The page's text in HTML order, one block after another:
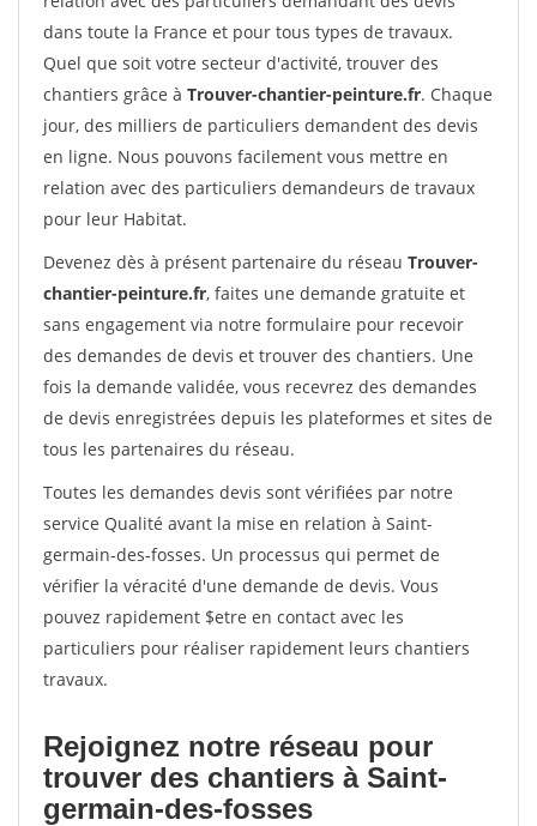
dans toute la France et pour tous types de travaux.
Quel que soit votre secteur d'activité, trouver des
chantiers grâce à Trouver-chantier-peinture.fr. Chaque
jour, des milliers de particuliers demandent des devis
en ligne. Nous pouvons facilement vous mettre en
relation avec des particuliers demandeurs de travaux
pour leur Habitat.
Devenez dès à présent partenaire du réseau Trouver-
chantier-peinture.fr, faites une demande gratuite et
sans engagement via notre formulaire pour recevoir
des demandes de devis et trouver des chantiers. Une
fois la demande validée, vous recevrez des demandes
de devis enregistrées depuis les plateformes et sites de
tous les partenaires du réseau.
Toutes les demandes devis sont vérifiées par notre
service Qualité avant la mise en relation à Saint-
germain-des-fosses. Un processus qui permet de
vérifier la véracité d'une demande de devis. Vous
pouvez rapidement $etre en contact avec les
particuliers pour réaliser rapidement leurs chantiers
travaux.
Rejoignez notre réseau pour
trouver des chantiers à Saint-
germain-des-fosses